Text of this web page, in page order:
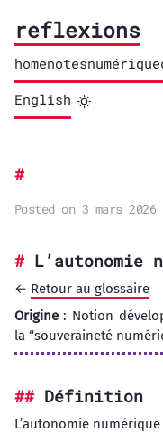
reflexions
homenotesnumérique
English
Posted on 3 mars 2026
L’autonomie
← Retour au glossaire
Origine: Notion
la “souveraineté
Définition
L’autonomie